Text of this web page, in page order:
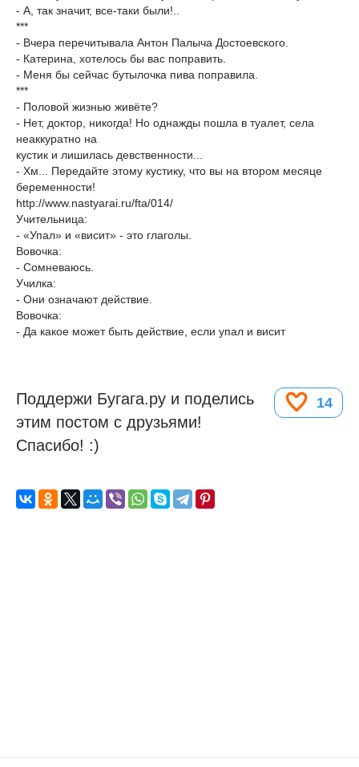
- А, так значит, все-таки были!..
***
- Вчера перечитывала Антон Палыча Достоевского.
- Катерина, хотелось бы вас поправить.
- Меня бы сейчас бутылочка пива поправила.
***
- Половой жизнью живёте?
- Нет, доктор, никогда! Но однажды пошла в туалет, села
неаккуратно на
кустик и лишилась девственности...
- Хм... Передайте этому кустику, что вы на втором месяце
беременности!
http://www.nastyarai.ru/fta/014/
Учительница:
- «Упал» и «висит» - это глаголы.
Вовочка:
- Сомневаюсь.
Училка:
- Они означают действие.
Вовочка:
- Да какое может быть действие, если упал и висит
14
Поддержи Бугага.ру и поделись
этим постом с друзьями!
Спасибо! :)